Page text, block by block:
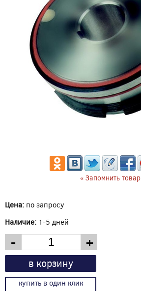
« Запомнить товар
Цена: по запросу
Наличие: 1-5 дней
- +
в корзину
купить в один клик